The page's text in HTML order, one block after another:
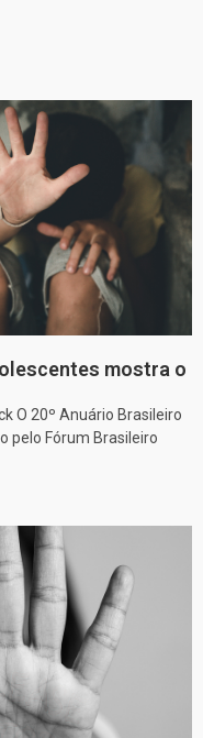
mostra o
O 20º Anuário Brasileiro
pelo Fórum Brasileiro